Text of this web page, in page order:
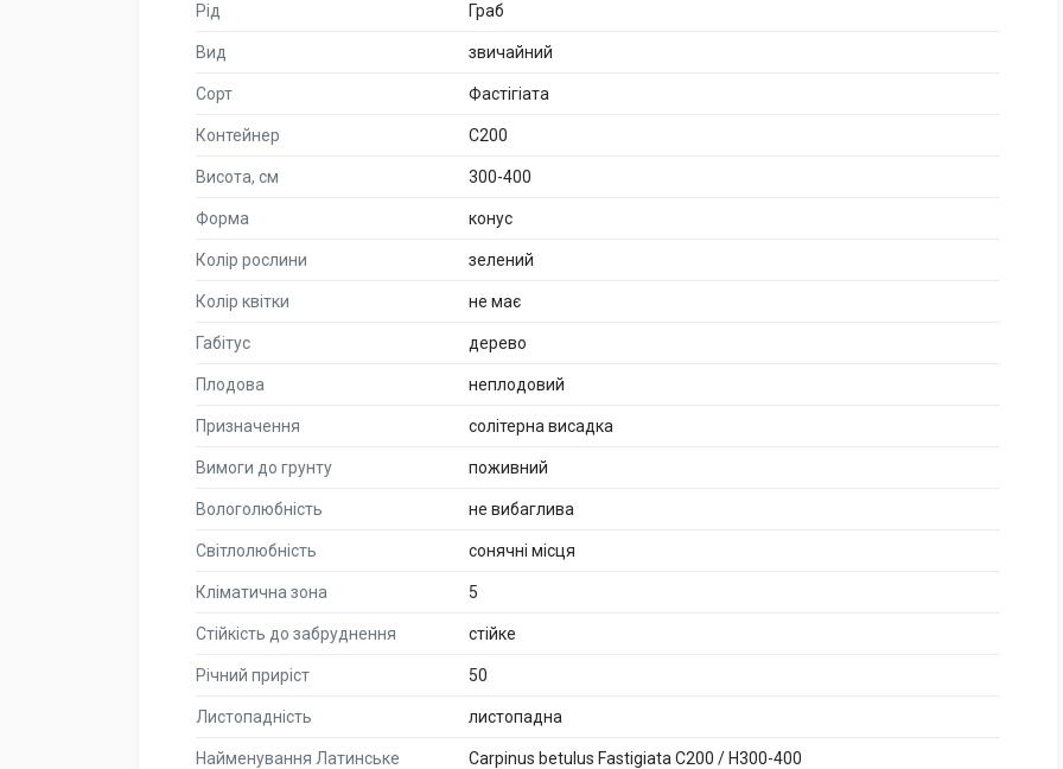
Рід Граб
Вид звичайний
Сорт Фастігіата
Контейнер C200
Висота, см 300-400
Форма конус
Колір рослини зелений
Колір квітки не має
Габітус дерево
Плодова неплодовий
Призначення солітерна висадка
Вимоги до грунту поживний
Вологолюбність не вибаглива
Світлолюбність сонячні місця
Кліматична зона 5
Стійкість до забруднення стійке
Річний приріст 50
Листопадність листопадна
Найменування Латинське Carpinus betulus Fastigiata C200 / H300-400